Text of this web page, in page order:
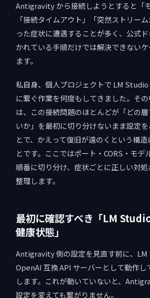
Antigravity から接続しようとすると「
「接続タイムアウト」「突然ストリー
った症状に遭遇することが多く、公式
かれている手順だけでは解決できないケ
ます。
私自身、個人プロジェクトで LM
に繋ぐ作業を何度もしてきました。そ
は、この接続問題のほとんどが「どの
いか」を最初に切り分けないまま設定
とで、かえって復旧が遠のくという構
とです。ここではポート・CORS・モデ
順番に切り分け、症状ごとに正しい対
整理します。
最初に確認すべき「LM
健康状態」
Antigravity 側の設定を見直す前に、
OpenAI 互換 API サーバーとして動作し
します。これが動いていないと、
設定を変えても繋がりません。